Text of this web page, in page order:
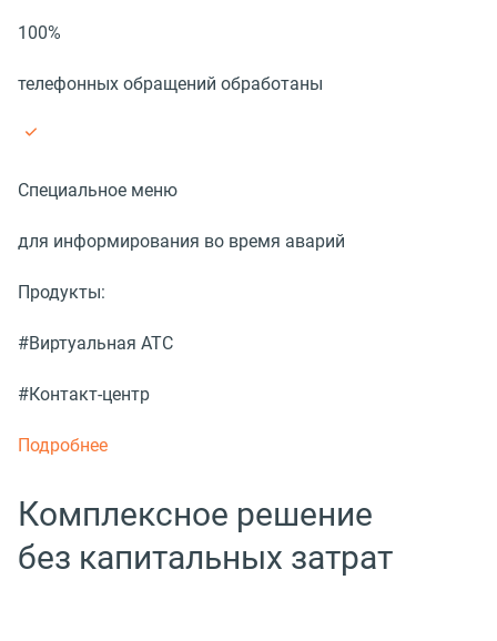
100%
телефонных обращений обработаны
Специальное меню
для информирования во время аварий
Продукты:
#Виртуальная АТС
#Контакт-центр
Подробнее
Комплексное решение
без капитальных затрат